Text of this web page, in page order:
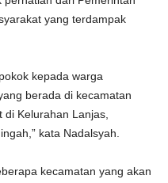
yang terdampak
kepada warga
berada di kecamatan
di Kelurahan Lanjas,
kata Nadalsyah.
kecamatan yang akan